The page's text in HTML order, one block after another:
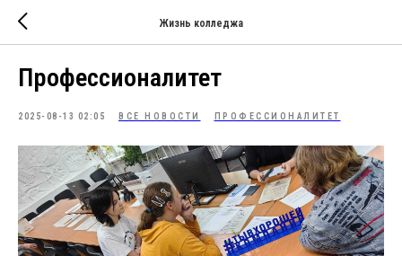
Жизнь колледжа
Профессионалитет
2025-08-13 02:05 ВСЕ НОВОСТИ ПРОФЕССИОНАЛИТЕТ